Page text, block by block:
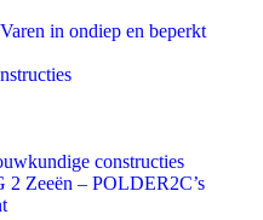
in ondiep en beperkt
constructies
Zeeën – POLDER2C’s